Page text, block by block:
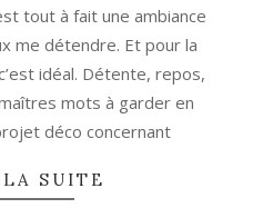
tout à fait une ambiance
me détendre. Et pour la
idéal. Détente, repos,
mots à garder en
déco concernant
SUITE